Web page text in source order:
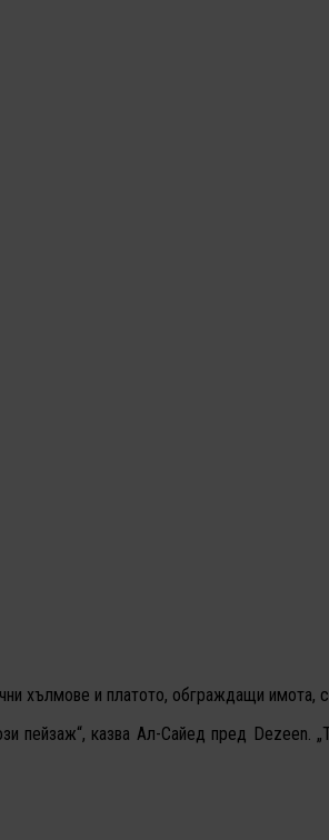
хълмове и платото, обграждащи имота,
пейзаж“, казва Ал-Сайед пред Dezeen.